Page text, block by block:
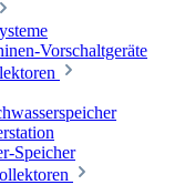
Vorschaltgeräte
Speicher